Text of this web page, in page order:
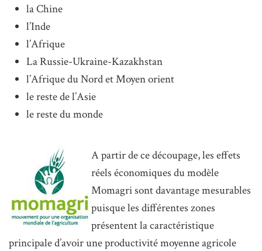
la Chine
l’Inde
l’Afrique
La Russie-Ukraine-Kazakhstan
l’Afrique du Nord et Moyen orient
le reste de l’Asie
le reste du monde
A partir de ce découpage, les effets
réels économiques du modèle
Momagri sont davantage mesurables
puisque les différentes zones
présentent la caractéristique
principale d’avoir une productivité moyenne agricole